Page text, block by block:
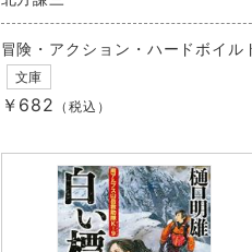
冒険・アクション・ハードボイル
文庫
￥682 （税込）